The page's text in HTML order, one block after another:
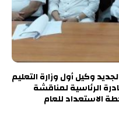
وكيل أول وزارة التعليم
الرئاسية لمناقشة
الاستعداد للعام